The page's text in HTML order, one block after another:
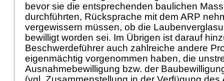
bevor sie die entsprechenden baulichen
durchführten, Rücksprache mit dem ARP
vergewissern müssen, ob die
bewilligt worden sei. Im Übrigen ist darauf
Beschwerdeführer auch zahlreiche andere
eigenmächtig vorgenommen haben, die
Ausnahmebewilligung bzw. der